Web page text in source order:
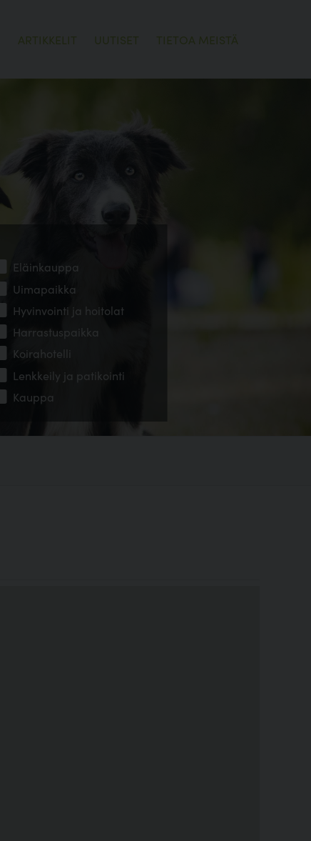
ARTIKKELIT UUTISET TIETOA MEISTÄ
Eläinkauppa
Uimapaikka
Hyvinvointi ja hoitolat
Harrastuspaikka
Koirahotelli
Lenkkeily ja patikointi
Kauppa